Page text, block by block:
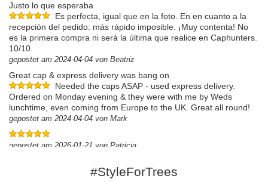
Justo lo que esperaba
Es perfecta, igual que en la foto. En en cuanto a la
recepción del pedido: más rápido imposible. ¡Muy contenta! No
es la primera compra ni será la última que realice en Caphunters.
10/10.
gepostet am 2024-04-04 von Beatriz
Great cap & express delivery was bang on
Needed the caps ASAP - used express delivery.
Ordered on Monday evening & they were with me by Weds
lunchtime, even coming from Europe to the UK. Great all round!
gepostet am 2024-04-04 von Mark
gepostet am 2026-01-21 von Patricia
#StyleForTrees